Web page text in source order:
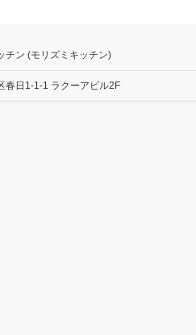
チン (モリズミキッチン)
春日1-1-1 ラクーアビル2F